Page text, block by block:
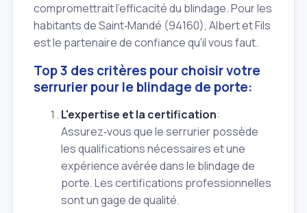
compromettrait l'efficacité du blindage. Pour les
habitants de Saint‑Mandé (94160), Albert et Fils
est le partenaire de confiance qu'il vous faut.
Top 3 des critères pour choisir votre
serrurier pour le blindage de porte:
L'expertise et la certification:
Assurez‑vous que le serrurier possède
les qualifications nécessaires et une
expérience avérée dans le blindage de
porte. Les certifications professionnelles
sont un gage de qualité.